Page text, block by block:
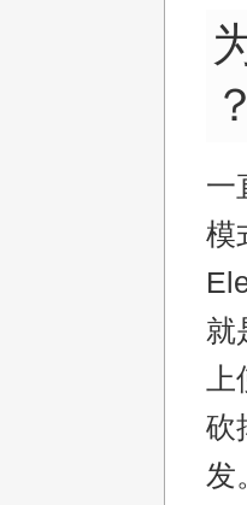
？
一
模
就
砍
发